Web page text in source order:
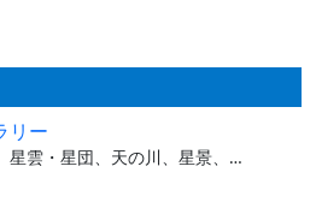
リー
星雲・星団、天の川、星景、…